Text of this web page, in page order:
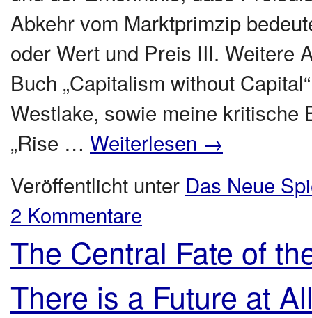
Abkehr vom Marktprimzip
oder Wert und Preis III. Weitere
Buch „Capitalism without
Westlake, sowie meine kritische
„Rise … Weiterlesen →
Veröffentlicht unter Das Neue
2 Kommentare
The Central Fate of
There is a Future at